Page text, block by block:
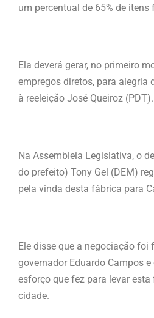
um percentual de 65% de
Ela deverá gerar, no primeiro
empregos diretos, para alegria
à reeleição José Queiroz (PDT).
Na Assembleia Legislativa, o
do prefeito) Tony Gel (DEM)
pela vinda desta fábrica para
Ele disse que a negociação foi
governador Eduardo Campos
esforço que fez para levar
cidade.